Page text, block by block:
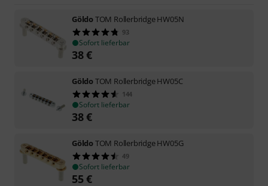
GöldoTOM Rollerbridge HW05N
93
Sofort lieferbar
38€
GöldoTOM Rollerbridge HW05C
144
Sofort lieferbar
38€
GöldoTOM Rollerbridge HW05G
49
Sofort lieferbar
55€